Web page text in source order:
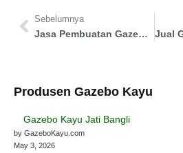
Sebelumnya
Jasa Pembuatan Gazebo Tegal
Produsen Gazebo Kayu
Gazebo Kayu Jati Bangli
by GazeboKayu.com
May 3, 2026